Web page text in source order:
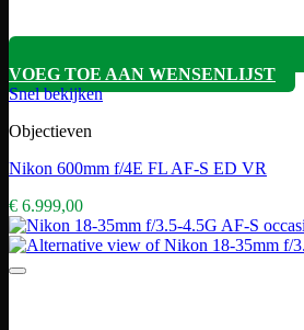
VOEG TOE AAN WENSENLIJST
Snel bekijken
Objectieven
Nikon 600mm f/4E FL AF-S ED VR
€ 6.999,00